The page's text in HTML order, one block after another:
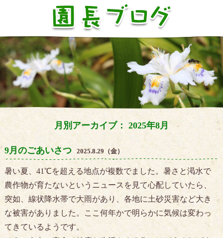
月別アーカイブ： 2025年8月
9月のごあいさつ 2025.8.29（金）
暑い夏、41℃を超える地点が複数でました。暑さと渇水で
農作物が育たないというニュースを見て心配していたら、
突如、線状降水帯で大雨があり、各地に土砂災害など大き
な被害がありました。ここ何年かで明らかに気候は変わっ
てきているようです。